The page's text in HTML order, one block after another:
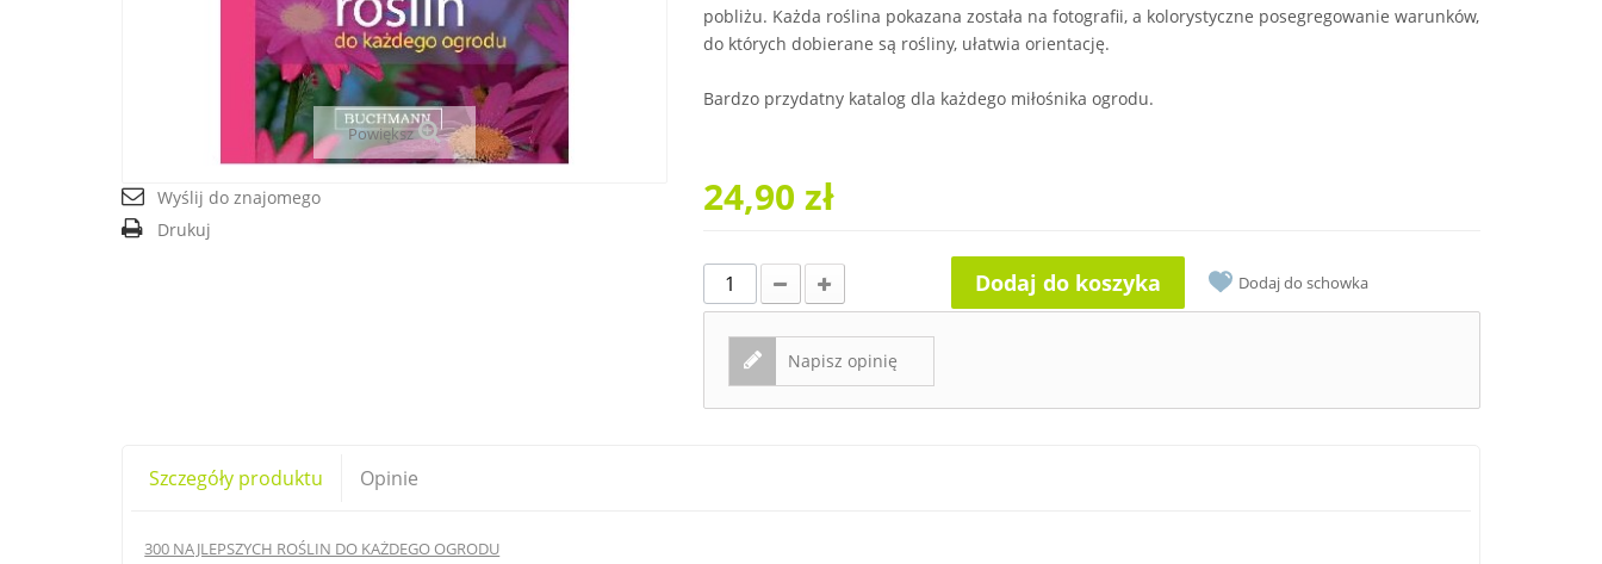
Powiększ
Wyślij do znajomego
Drukuj
pobliżu. Każda roślina pokazana została na fotografii, a kolorystyczne posegregowanie warunków,
do których dobierane są rośliny, ułatwia orientację.
Bardzo przydatny katalog dla każdego miłośnika ogrodu.
24,90 zł
Dodaj do koszyka Dodaj do schowka
Napisz opinię
Szczegóły produktu Opinie
300 NAJLEPSZYCH ROŚLIN DO KAŻDEGO OGRODU